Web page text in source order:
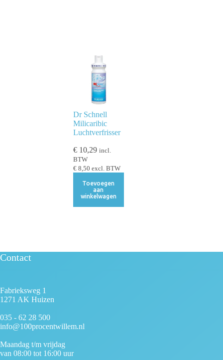
Dr Schnell
Milicaribic
Luchtverfrisser
€10,29 incl.
BTW
€8,50 excl. BTW
Toevoegen
aan
winkelwagen
Contact
Fabrieksweg 1
1271 AK Huizen
035 - 62 28 500
info@100procentwillem.nl
Maandag t/m vrijdag
van 08:00 tot 16:00 uur